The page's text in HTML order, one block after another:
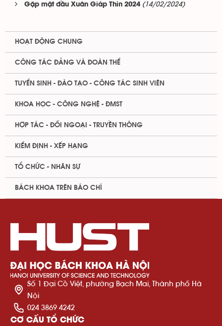
Gặp mặt đầu Xuân Giáp Thìn 2024 (14/02/2024)
HOẠT ĐỘNG CHUNG
CÔNG TÁC ĐẢNG VÀ ĐOÀN THỂ
TUYỂN SINH - ĐÀO TẠO - CÔNG TÁC SINH VIÊN
KHOA HỌC - CÔNG NGHỆ - ĐMST
HỢP TÁC - ĐỐI NGOẠI - TRUYỀN THÔNG
KIỂM ĐỊNH - XẾP HẠNG
TỔ CHỨC - NHÂN SỰ
BÁCH KHOA TRÊN BÁO CHÍ
Số 1 Đại Cồ Việt, phường Bạch Mai, Thành phố Hà
Nội
024 3869 4242
CƠ CẤU TỔ CHỨC